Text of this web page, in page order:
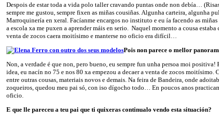
Despois de estar toda a vida polo taller cravando puntas onde non debía…
sempre me gustou, sempre fixen as miñas cousiñas. Algunha carteira, algunha
Marroquinería en xeral. Facíanme encargos no instituto e eu ía facendo as miñas
a escola xa me puxen a aprender máis en serio. Naquel momento a cousa
venta de zocos caera moitísimo e manterse no oficio era difícil…
Pois non parece o mellor
Non, a verdade é que non, pero bueno, eu sempre fun unha persoa moi positiva!
idea, eu nacín no 75 e nos 80 xa empezou a decaer a venta de zocos moitísimo.
entre outras cousas, materiais novos e demais. Na feira de Bandeira, onde
zoqueiros, quedou meu pai só, con iso dígocho todo… En poucos anos
oficio.
E que lle pareceu a teu pai que ti quixeras continualo vendo esta situación?